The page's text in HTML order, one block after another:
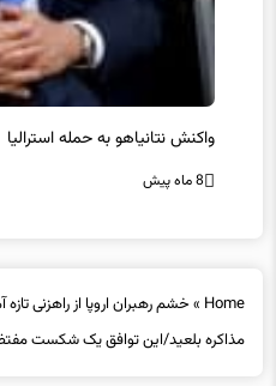
واکنش نتانیاهو به حمله استرالیا
8 ماه پیش
مذاکره بلعید/این توافق یک شکست